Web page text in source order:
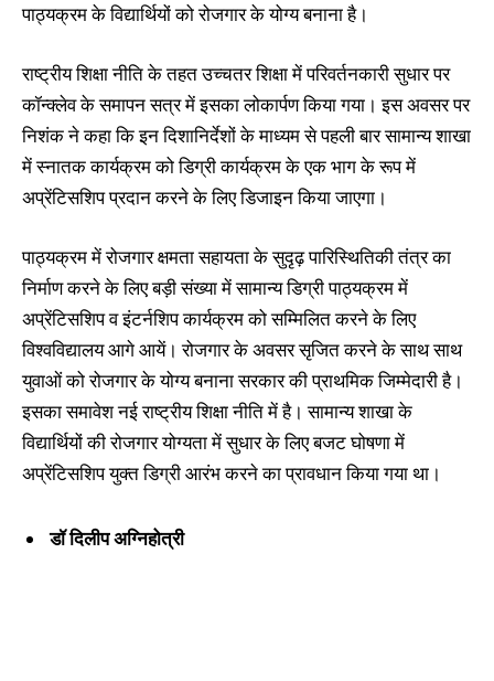
पाठ्यक्रम के विद्यार्थियों को रोजगार के योग्य बनाना है।
राष्ट्रीय शिक्षा नीति के तहत उच्चतर शिक्षा में परिवर्तनकारी सुधार पर
कॉन्क्लेव के समापन सत्र में इसका लोकार्पण किया गया। इस अवसर पर
निशंक ने कहा कि इन दिशानिर्देशों के माध्यम से पहली बार सामान्य शाखा
में स्नातक कार्यक्रम को डिग्री कार्यक्रम के एक भाग के रूप में
अप्रेंटिसशिप प्रदान करने के लिए डिजाइन किया जाएगा।
पाठ्यक्रम में रोजगार क्षमता सहायता के सुदृढ़ पारिस्थितिकी तंत्र का
निर्माण करने के लिए बड़ी संख्या में सामान्य डिग्री पाठ्यक्रम में
अप्रेंटिसशिप व इंटर्नशिप कार्यक्रम को सम्मिलित करने के लिए
विश्वविद्यालय आगे आयें। रोजगार के अवसर सृजित करने के साथ साथ
युवाओं को रोजगार के योग्य बनाना सरकार की प्राथमिक जिम्मेदारी है।
इसका समावेश नई राष्ट्रीय शिक्षा नीति में है। सामान्य शाखा के
विद्यार्थियों की रोजगार योग्यता में सुधार के लिए बजट घोषणा में
अप्रेंटिसशिप युक्त डिग्री आरंभ करने का प्रावधान किया गया था।
डॉ दिलीप अग्निहोत्री